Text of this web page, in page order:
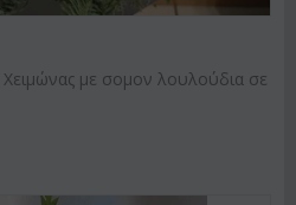
με σομον λουλούδια σε